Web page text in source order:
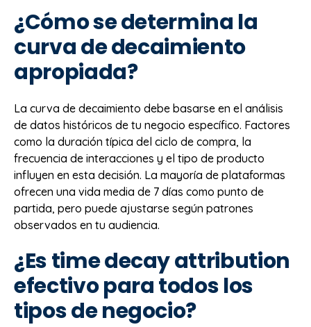
¿Cómo se determina la
curva de decaimiento
apropiada?
La curva de decaimiento debe basarse en el análisis
de datos históricos de tu negocio específico. Factores
como la duración típica del ciclo de compra, la
frecuencia de interacciones y el tipo de producto
influyen en esta decisión. La mayoría de plataformas
ofrecen una vida media de 7 días como punto de
partida, pero puede ajustarse según patrones
observados en tu audiencia.
¿Es time decay attribution
efectivo para todos los
tipos de negocio?